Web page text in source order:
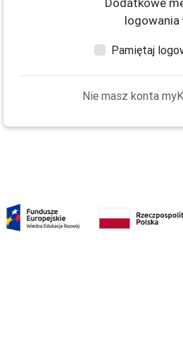
logowania
Pamiętaj
Nie masz konta